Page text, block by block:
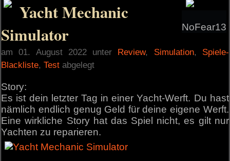
NoFear13
Yacht Mechanic
Simulator
am 01. August 2022 unter Review, Simulation, Spiele-
Blackliste,Test abgelegt
Story:
Es ist dein letzter Tag in einer Yacht-Werft. Du hast
nämlich endlich genug Geld für deine eigene Werft.
Eine wirkliche Story hat das Spiel nicht, es gilt nur
Yachten zu reparieren.